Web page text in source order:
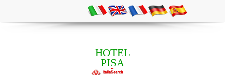
HOTEL
PISA